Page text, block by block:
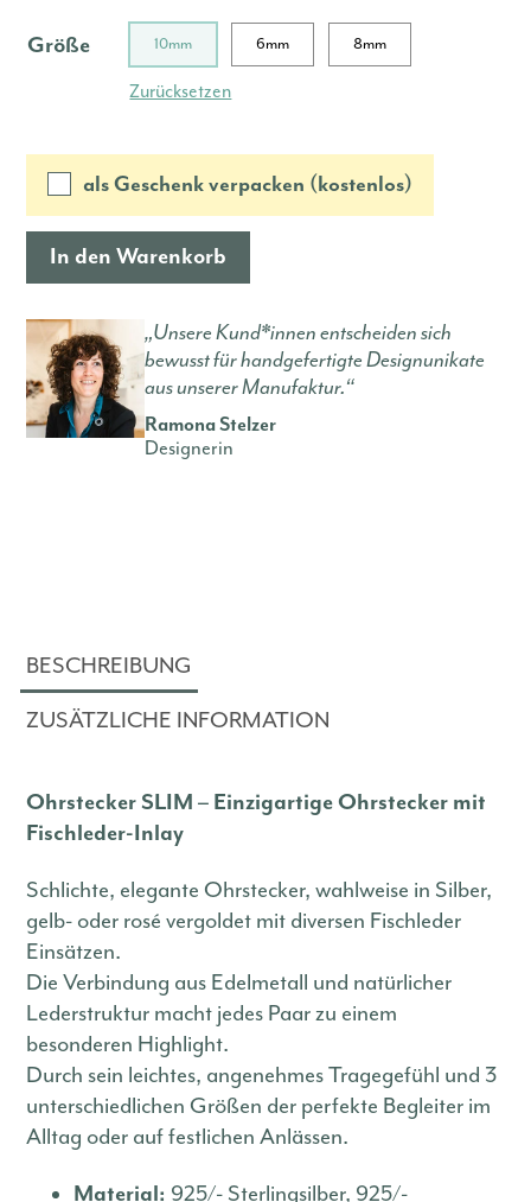
Größe 10mm 6mm 8mm
Zurücksetzen
als Geschenk verpacken (kostenlos)
In den Warenkorb
„Unsere Kund*innen entscheiden sich
bewusst für handgefertigte Designunikate
aus unserer Manufaktur.“
Ramona Stelzer
Designerin
BESCHREIBUNG
ZUSÄTZLICHE INFORMATION
Ohrstecker SLIM – Einzigartige Ohrstecker mit
Fischleder-Inlay
Schlichte, elegante Ohrstecker, wahlweise in Silber,
gelb- oder rosé vergoldet mit diversen Fischleder
Einsätzen.
Die Verbindung aus Edelmetall und natürlicher
Lederstruktur macht jedes Paar zu einem
besonderen Highlight.
Durch sein leichtes, angenehmes Tragegefühl und 3
unterschiedlichen Größen der perfekte Begleiter im
Alltag oder auf festlichen Anlässen.
Material: 925/- Sterlingsilber, 925/-